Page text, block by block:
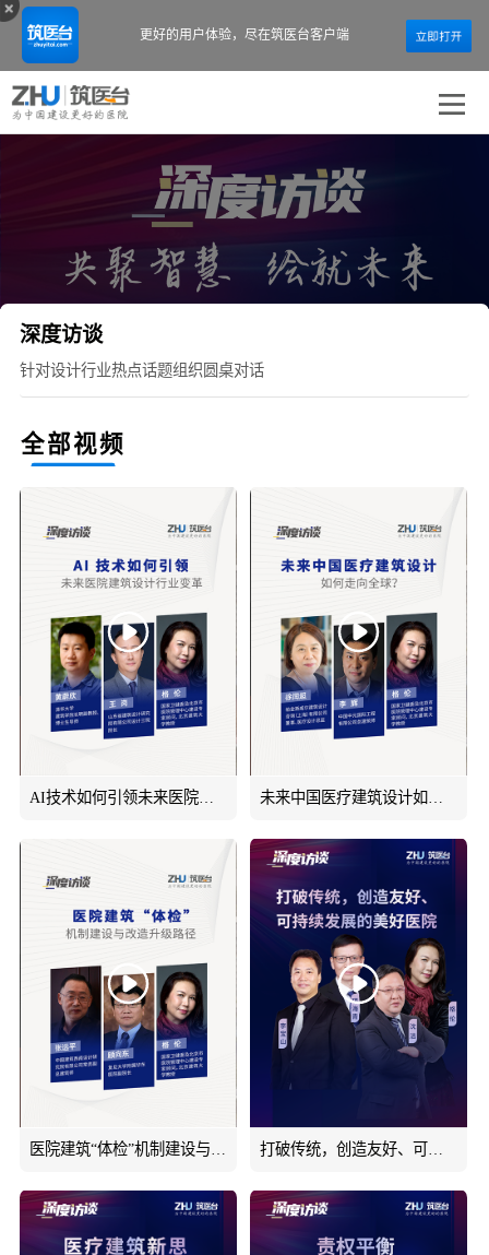
深度访谈
针对设计行业热点话题组织圆桌对话
全部视频
AI技术如何引领未来医院建筑设计行业变革？ 未来中国医疗建筑设计如何走向全球？
医院建筑“体检”机制建设与改造升级路径~ 打破传统，创造友好、可持续发展的美好医院#深度访谈#筑医台
更好的用户体验， 尽在筑医台客户端